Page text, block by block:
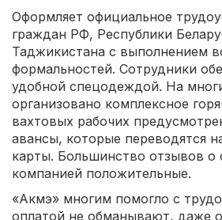
Оформляет официальное
граждан РФ, Республики
Таджикистана с выполнением
формальностей. Сотрудники
удобной спецодеждой. На
организовано комплексное
вахтовых рабочих
авансы, которые переводятся
карты. Большинство отзывов о
компанией положительные.
«Акмэ» многим помогло с
оплатой не обманывают, даже